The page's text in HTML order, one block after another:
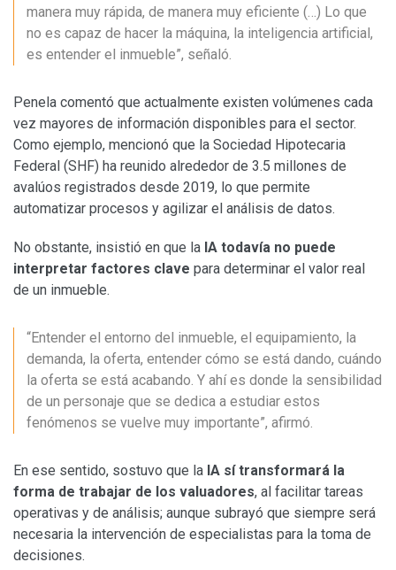
manera muy rápida, de manera muy eficiente (…) Lo que
no es capaz de hacer la máquina, la inteligencia artificial,
es entender el inmueble”, señaló.
Penela comentó que actualmente existen volúmenes cada
vez mayores de información disponibles para el sector.
Como ejemplo, mencionó que la Sociedad Hipotecaria
Federal (SHF) ha reunido alrededor de 3.5 millones de
avalúos registrados desde 2019, lo que permite
automatizar procesos y agilizar el análisis de datos.
No obstante, insistió en que la IA todavía no puede
interpretar factores clave para determinar el valor real
de un inmueble.
“Entender el entorno del inmueble, el equipamiento, la
demanda, la oferta, entender cómo se está dando, cuándo
la oferta se está acabando. Y ahí es donde la sensibilidad
de un personaje que se dedica a estudiar estos
fenómenos se vuelve muy importante”, afirmó.
En ese sentido, sostuvo que la IA sí transformará la
forma de trabajar de los valuadores, al facilitar tareas
operativas y de análisis; aunque subrayó que siempre será
necesaria la intervención de especialistas para la toma de
decisiones.